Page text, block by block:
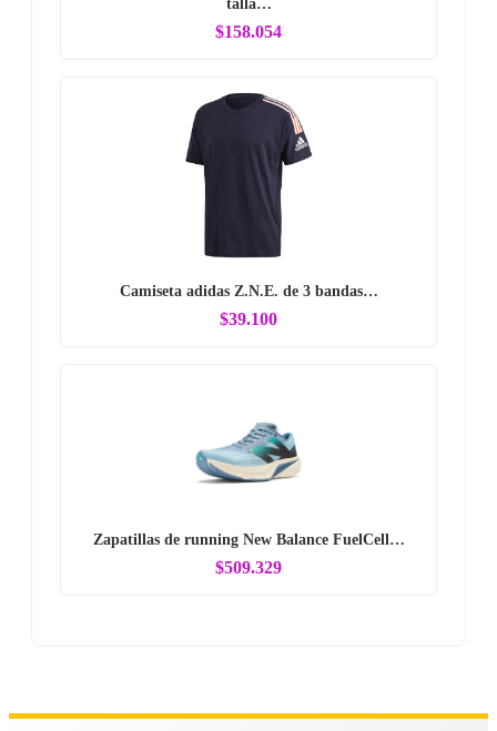
talla…
$158.054
Camiseta adidas Z.N.E. de 3 bandas…
$39.100
Zapatillas de running New Balance FuelCell…
$509.329